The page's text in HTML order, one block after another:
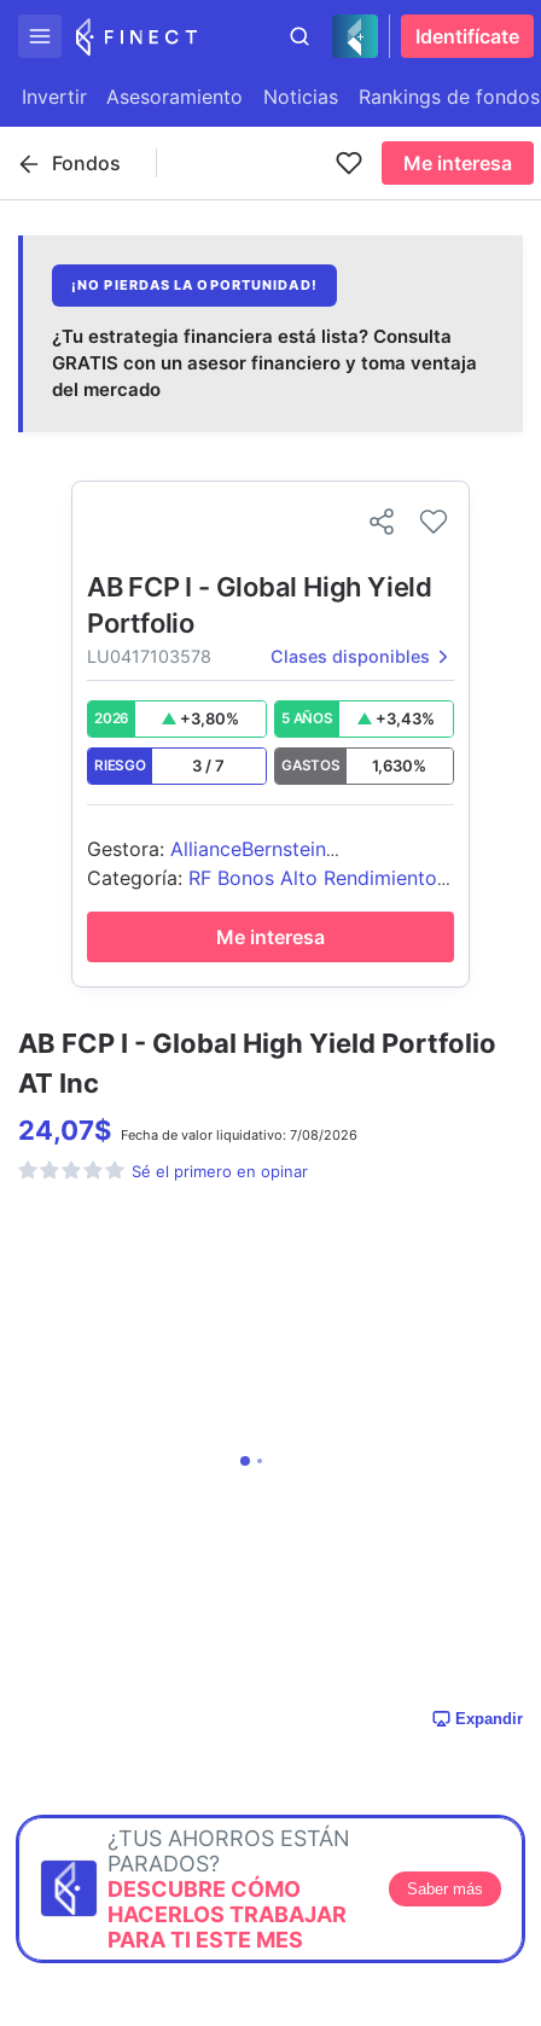
Identifícate
Invertir Asesoramiento Noticias Rankings de fondos
Fondos Me interesa
¡NO PIERDAS LA OPORTUNIDAD!
¿Tu estrategia financiera está lista? Consulta
GRATIS con un asesor financiero y toma ventaja
del mercado
AB FCP I - Global High Yield Portfolio
AT Inc
24,07$ Fecha de valor liquidativo: 7/08/2026
Sé el primero en opinar
Expandir
¿TUS AHORROS ESTÁN
PARADOS?
DESCUBRE CÓMO
HACERLOS TRABAJAR
PARA TI ESTE MES
Saber más
AB FCP I - Global High Yield
Portfolio
LU0417103578 Clases disponibles
2026 +3,80% 5 AÑOS +3,43%
RIESGO 3 /7 GASTOS 1,630%
Gestora: AllianceBernstein
(Luxembourg) S.à r.l.
Categoría: RF Bonos Alto Rendimiento
Global
Me interesa